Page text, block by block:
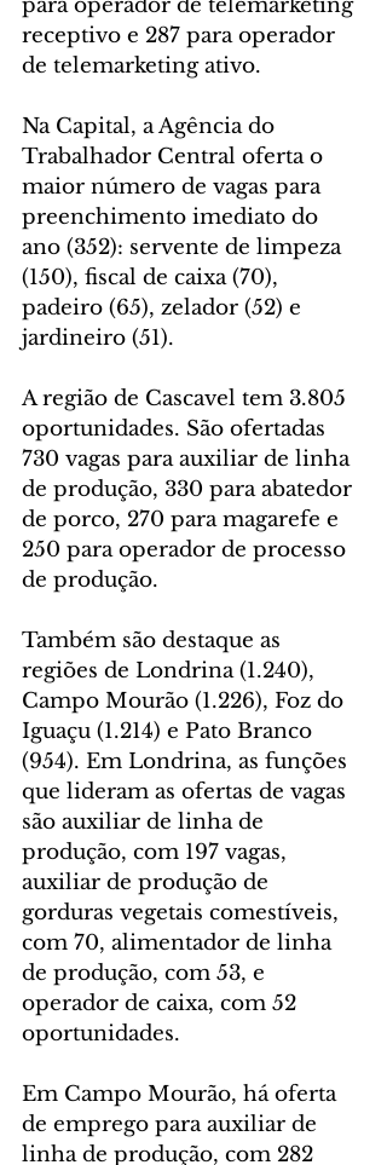
para operador de telemarketing
receptivo e 287 para operador
de telemarketing ativo.
Na Capital, a Agência do
Trabalhador Central oferta o
maior número de vagas para
preenchimento imediato do
ano (352): servente de limpeza
(150), fiscal de caixa (70),
padeiro (65), zelador (52) e
jardineiro (51).
A região de Cascavel tem 3.805
oportunidades. São ofertadas
730 vagas para auxiliar de linha
de produção, 330 para abatedor
de porco, 270 para magarefe e
250 para operador de processo
de produção.
Também são destaque as
regiões de Londrina (1.240),
Campo Mourão (1.226), Foz do
Iguaçu (1.214) e Pato Branco
(954). Em Londrina, as funções
que lideram as ofertas de vagas
são auxiliar de linha de
produção, com 197 vagas,
auxiliar de produção de
gorduras vegetais comestíveis,
com 70, alimentador de linha
de produção, com 53, e
operador de caixa, com 52
oportunidades.
Em Campo Mourão, há oferta
de emprego para auxiliar de
linha de produção, com 282